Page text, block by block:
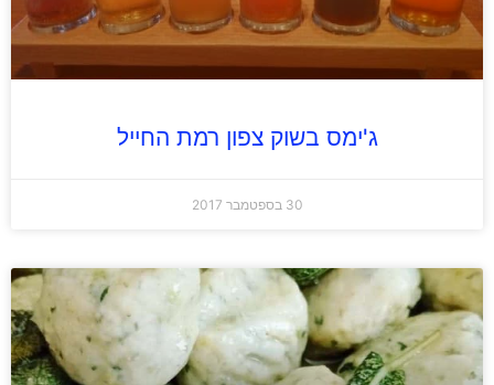
ג'ימס בשוק צפון רמת החייל
30 בספטמבר 2017